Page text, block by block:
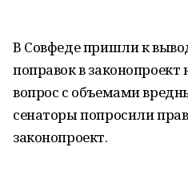
В Совфеде пришли к
поправок в
вопрос с объемами
сенаторы попросили
законопроект.